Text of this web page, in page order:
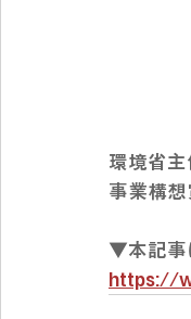
環境省
事業構想
▼本記事
https://